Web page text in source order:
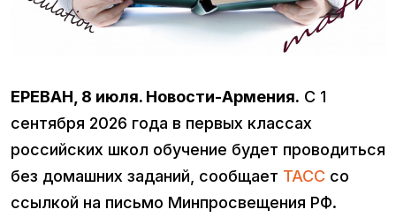
ЕРЕВАН, 8 июля. Новости-Армения. С 1
сентября 2026 года в первых классах
российских школ обучение будет проводиться
без домашних заданий, сообщает ТАСС со
ссылкой на письмо Минпросвещения РФ.